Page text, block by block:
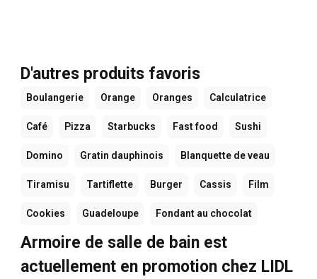
D'autres produits favoris
Boulangerie Orange Oranges Calculatrice
Café Pizza Starbucks Fast food Sushi
Domino Gratin dauphinois Blanquette de veau
Tiramisu Tartiflette Burger Cassis Film
Cookies Guadeloupe Fondant au chocolat
Armoire de salle de bain est
actuellement en promotion chez LIDL